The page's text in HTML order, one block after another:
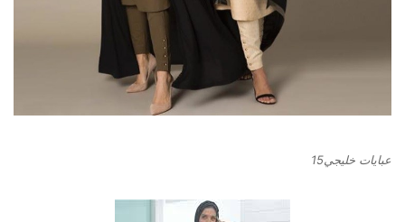
عبايات خليجي15